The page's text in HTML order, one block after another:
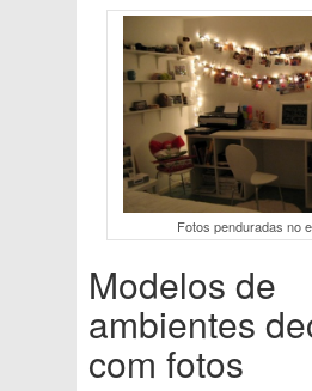
Fotos penduradas no
Modelos de
ambientes
com fotos